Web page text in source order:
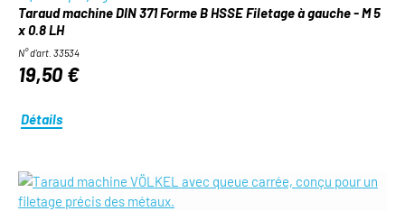
Taraud machine DIN 371 Forme B HSSE Filetage à gauche - M 5
x 0.8 LH
N° d'art. 33534
19,50 €
Détails